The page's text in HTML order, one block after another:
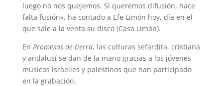
luego no nos quejemos. Si queremos difusión, hace
falta fusión», ha contado a Efe Limón hoy, día en el
que sale a la venta su disco (Casa Limón).
En Promesas de tierra, las culturas sefardita, cristiana
y andalusí se dan de la mano gracias a los jóvenes
músicos israelíes y palestinos que han participado
en la grabación.